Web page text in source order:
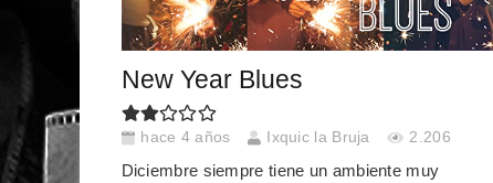
New Year Blues
hace 4 años Ixquic la Bruja 2.206
Diciembre siempre tiene un ambiente muy